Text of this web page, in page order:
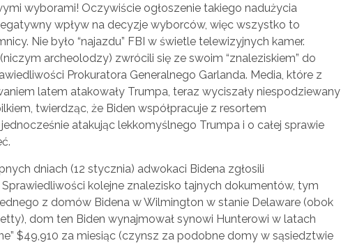
wyborami! Oczywiście ogłoszenie takiego nadużycia
wpływ na decyzje wyborców, więc wszystko to
Nie było “najazdu” FBI w świetle telewizyjnych kamer.
archeolodzy) zwrócili się ze swoim “znaleziskiem” do
Prokuratora Generalnego Garlanda. Media, które z
latem atakowały Trumpa, teraz wyciszały niespodziewany
twierdząc, że Biden współpracuje z resortem
atakując lekkomyślnego Trumpa i o całej sprawie
dniach (12 stycznia) adwokaci Bidena zgłosili
kolejne znalezisko tajnych dokumentów, tym
z domów Bidena w Wilmington w stanie Delaware (obok
dom ten Biden wynajmował synowi Hunterowi w latach
$49,910 za miesiąc (czynsz za podobne domy w sąsiedztwie